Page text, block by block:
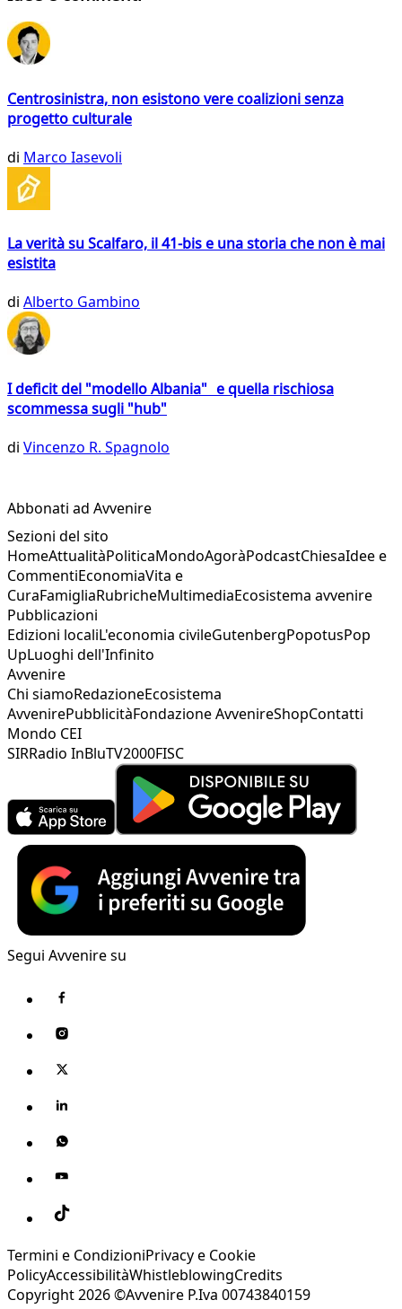
Centrosinistra, non esistono vere coalizioni senza
progetto culturale
di Marco Iasevoli
La verità su Scalfaro, il 41-bis e una storia che non è mai
esistita
di Alberto Gambino
I deficit del "modello Albania" e quella rischiosa
scommessa sugli "hub"
di Vincenzo R. Spagnolo
Abbonati ad Avvenire
Sezioni del sito
HomeAttualitàPoliticaMondoAgoràPodcastChiesaIdee e
CommentiEconomiaVita e
CuraFamigliaRubricheMultimediaEcosistema avvenire
Pubblicazioni
Edizioni localiL'economia civileGutenbergPopotusPop
UpLuoghi dell'Infinito
Avvenire
Chi siamoRedazioneEcosistema
AvvenirePubblicitàFondazione AvvenireShopContatti
Mondo CEI
SIRRadio InBluTV2000FISC
Segui Avvenire su
Termini e CondizioniPrivacy e Cookie
PolicyAccessibilitàWhistleblowingCredits
Copyright 2026 ©Avvenire P.Iva 00743840159